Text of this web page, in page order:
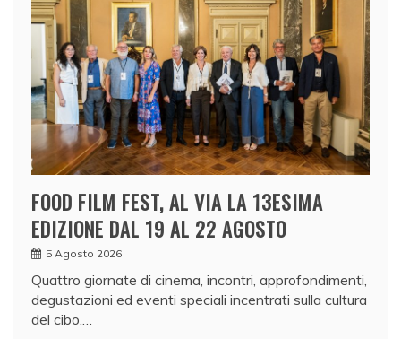
FOOD FILM FEST, AL VIA LA 13ESIMA
EDIZIONE DAL 19 AL 22 AGOSTO
5 Agosto 2026
Quattro giornate di cinema, incontri, approfondimenti,
degustazioni ed eventi speciali incentrati sulla cultura
del cibo.…